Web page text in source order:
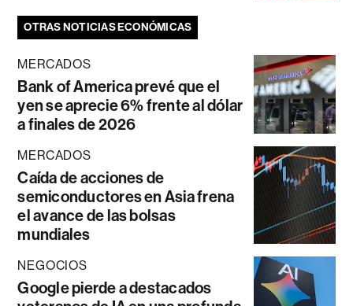
OTRAS NOTICIAS ECONÓMICAS
MERCADOS
Bank of America prevé que el
yen se aprecie 6% frente al dólar
a finales de 2026
MERCADOS
Caída de acciones de
semiconductores en Asia frena
el avance de las bolsas
mundiales
NEGOCIOS
Google pierde a destacados